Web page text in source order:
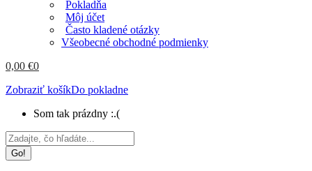
Pokladňa
Môj účet
Často kladené otázky
Všeobecné obchodné podmienky
0,00 €0
Zobraziť košíkDo pokladne
Som tak prázdny :.(
Search: